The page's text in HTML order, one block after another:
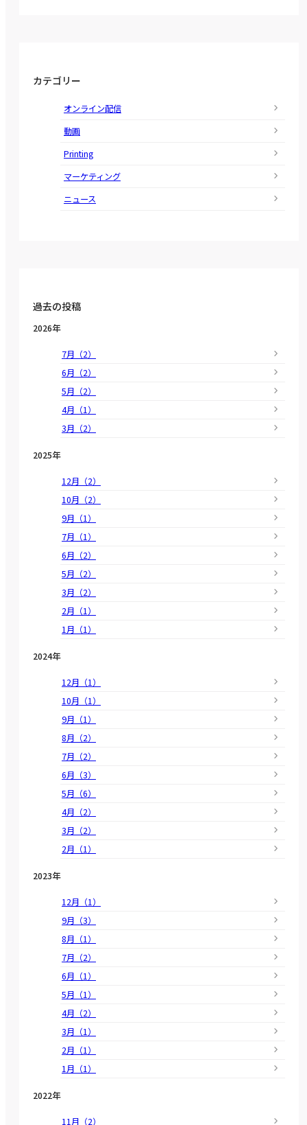
カテゴリー
オンライン配信
動画
Printing
マーケティング
ニュース
過去の投稿
2026年
7月（2）
6月（2）
5月（2）
4月（1）
3月（2）
2025年
12月（2）
10月（2）
9月（1）
7月（1）
6月（2）
5月（2）
3月（2）
2月（1）
1月（1）
2024年
12月（1）
10月（1）
9月（1）
8月（2）
7月（2）
6月（3）
5月（6）
4月（2）
3月（2）
2月（1）
2023年
12月（1）
9月（3）
8月（1）
7月（2）
6月（1）
5月（1）
4月（2）
3月（1）
2月（1）
1月（1）
2022年
11月（2）